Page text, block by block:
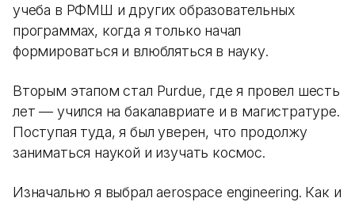
учеба в РФМШ и других образовательных
программах, когда я только начал
формироваться и влюбляться в науку.
Вторым этапом стал Purdue, где я провел шесть
лет — учился на бакалавриате и в магистратуре.
Поступая туда, я был уверен, что продолжу
заниматься наукой и изучать космос.
Изначально я выбрал aerospace engineering. Как и